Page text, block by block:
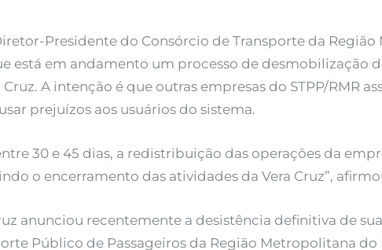
Presidente do Consórcio de Transporte da
está em andamento um processo de desmobilização
A intenção é que outras empresas do STPP/RMR
prejuízos aos usuários do sistema.
30 e 45 dias, a redistribuição das operações da
o encerramento das atividades da Vera Cruz”,
anunciou recentemente a desistência definitiva de
Público de Passageiros da Região Metropolitana do